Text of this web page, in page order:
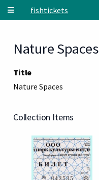
Skip to main content
fishtickets
Nature Spaces
Title
Nature Spaces
Collection Items